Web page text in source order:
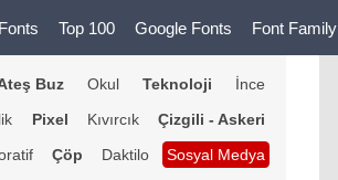
Top 100 Google Fonts Font Family
Buz Okul Teknoloji
İnce
Pixel Kıvırcık
Çizgili - Askeri
Çöp Daktilo
Sosyal Medya